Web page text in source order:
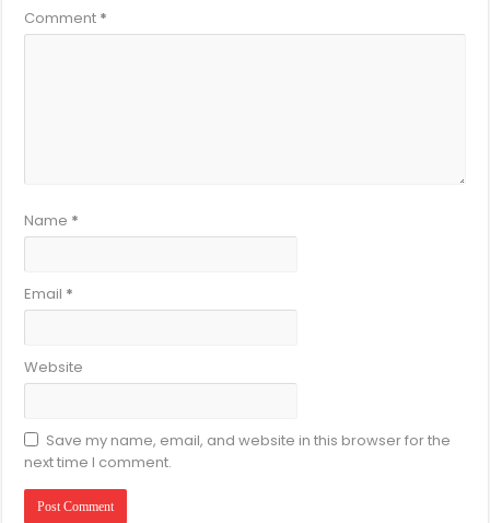
Comment *
Name *
Email *
Website
Save my name, email, and website in this browser for the
next time I comment.